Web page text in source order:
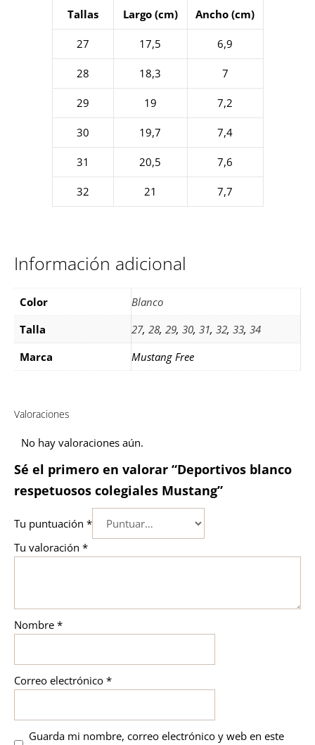
Tallas Largo (cm) Ancho (cm)
27 17,5 6,9
28 18,3 7
29 19 7,2
30 19,7 7,4
31 20,5 7,6
32 21 7,7
Información adicional
Color
Blanco
Talla
27, 28, 29, 30, 31, 32, 33, 34
Marca
Mustang Free
Valoraciones
No hay valoraciones aún.
Sé el primero en valorar “Deportivos blanco
respetuosos colegiales Mustang”
Tu puntuación *
Tu valoración *
Nombre *
Correo electrónico *
Guarda mi nombre, correo electrónico y web en este